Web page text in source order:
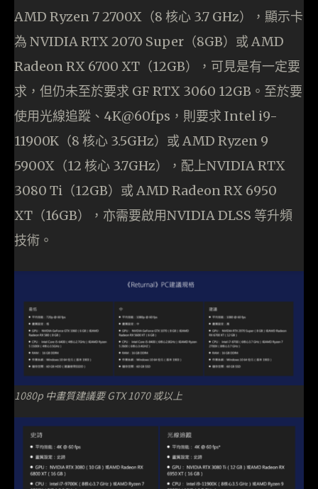
AMD Ryzen 7 2700X（8 核心 3.7 GHz），顯示卡
為 NVIDIA RTX 2070 Super（8GB）或 AMD
Radeon RX 6700 XT（12GB），可見是有一定要
求，但仍未至於要求 GF RTX 3060 12GB。至於要
使用光線追蹤、4K@60fps，則要求 Intel i9-
11900K（8 核心 3.5GHz）或 AMD Ryzen 9
5900X（12 核心 3.7GHz），配上NVIDIA RTX
3080 Ti（12GB）或 AMD Radeon RX 6950
XT（16GB），亦需要啟用NVIDIA DLSS 等升頻
技術。
1080p 中畫質建議要 GTX 1070 或以上